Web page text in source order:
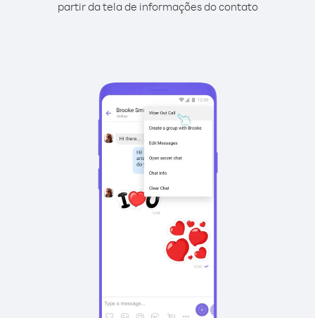
partir da tela de informações do contato